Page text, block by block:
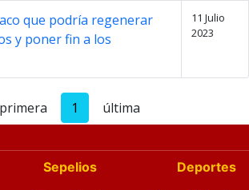
que podría regenerar
y poner fin a los
11 Julio
2023
primera 1 última
Sepelios
Deportes